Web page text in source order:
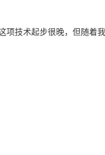
项技术起步很晚，但随着